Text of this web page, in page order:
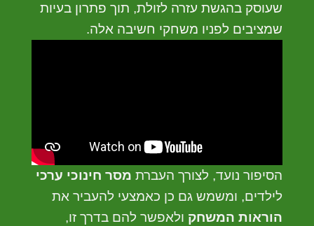
שעוסק בהגשת עזרה לזולת, תוך פתרון בעיות
שמציבים לפניו משחקי חשיבה אלה.
הסיפור נועד, לצורך העברת מסר חינוכי ערכי
לילדים, ומשמש גם כן כאמצעי להעביר את
הוראות המשחק ולאפשר להם בדרך זו,